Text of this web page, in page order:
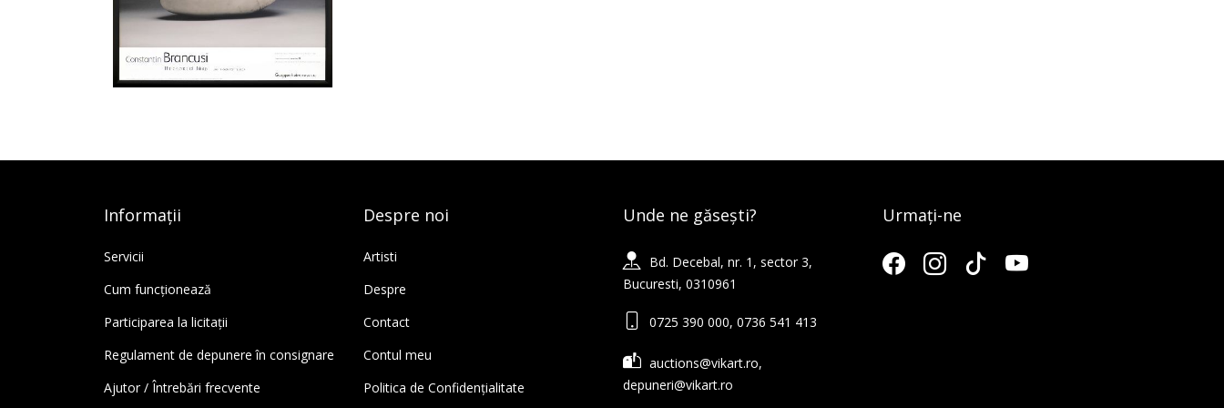
Informații
Servicii
Cum funcționează
Participarea la licitații
Regulament de depunere în consignare
Ajutor / Întrebări frecvente
Despre noi
Artisti
Despre
Contact
Contul meu
Politica de Confidențialitate
Unde ne găsești?
Bd. Decebal, nr. 1, sector 3,
Bucuresti, 0310961
0725 390 000, 0736 541 413
auctions@vikart.ro,
depuneri@vikart.ro
Urmați-ne